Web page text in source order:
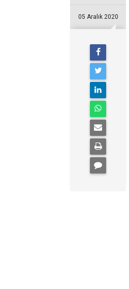
05 Aralık 2020